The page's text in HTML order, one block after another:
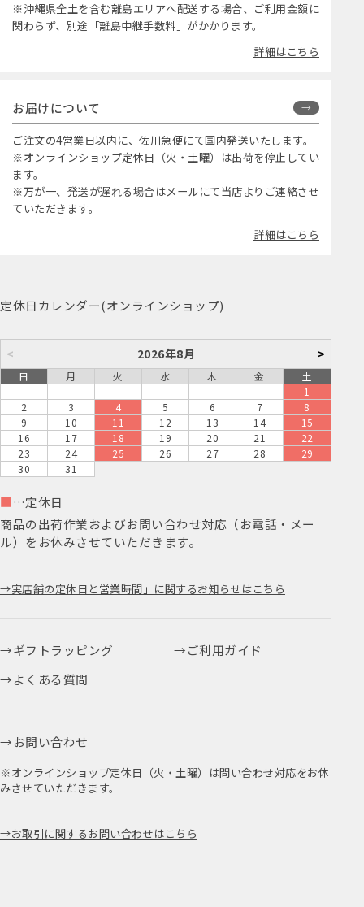
※沖縄県全土を含む離島エリアへ配送する場合、ご利用金額に
関わらず、別途「離島中継手数料」がかかります。
詳細はこちら
お届けについて
ご注文の4営業日以内に、佐川急便にて国内発送いたします。
※オンラインショップ定休日（火・土曜）は出荷を停止してい
ます。
※万が一、発送が遅れる場合はメールにて当店よりご連絡させ
ていただきます。
詳細はこちら
定休日カレンダー(オンラインショップ)
< 2026年8月 >
日 月 火 水 木 金
土
1
2
3 4 5 6 7
8
9
10 11 12 13 14
15
16
17 18 19 20 21
22
23
24 25 26 27 28
29
30
31
■ …定休日
商品の出荷作業およびお問い合わせ対応（お電話・メー
ル）をお休みさせていただきます。
実店舗の定休日と営業時間」に関するお知らせはこちら
ギフトラッピング
ご利用ガイド
よくある質問
お問い合わせ
※オンラインショップ定休日（火・土曜）は問い合わせ対応をお休
みさせていただきます。
お取引に関するお問い合わせはこちら